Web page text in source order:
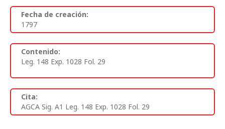
Fecha de creación:
1797
Contenido:
Leg. 148 Exp. 1028 Fol. 29
Cita:
AGCA Sig. A1 Leg. 148 Exp. 1028 Fol. 29